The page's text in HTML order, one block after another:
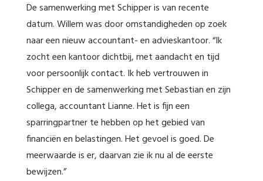
De samenwerking met Schipper is van recente
datum. Willem was door omstandigheden op zoek
naar een nieuw accountant- en advieskantoor. “Ik
zocht een kantoor dichtbij, met aandacht en tijd
voor persoonlijk contact. Ik heb vertrouwen in
Schipper en de samenwerking met Sebastian en zijn
collega, accountant Lianne. Het is fijn een
sparringpartner te hebben op het gebied van
financiën en belastingen. Het gevoel is goed. De
meerwaarde is er, daarvan zie ik nu al de eerste
bewijzen.”